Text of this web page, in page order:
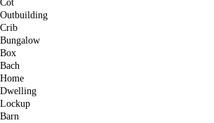
Cot
Outbuilding
Crib
Bungalow
Box
Bach
Home
Dwelling
Lockup
Barn